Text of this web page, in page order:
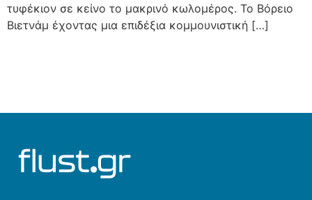
τυφέκιον σε κείνο το μακρινό κωλομέρος. Το Βόρειο
Βιετνάμ έχοντας μια επιδέξια κομμουνιστική […]